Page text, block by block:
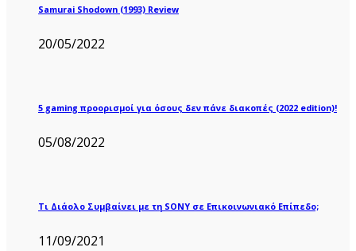
Samurai Shodown (1993) Review
20/05/2022
5 gaming προορισμοί για όσους δεν πάνε διακοπές (2022 edition)!
05/08/2022
Τι Διάολο Συμβαίνει με τη SONY σε Επικοινωνιακό Επίπεδο;
11/09/2021